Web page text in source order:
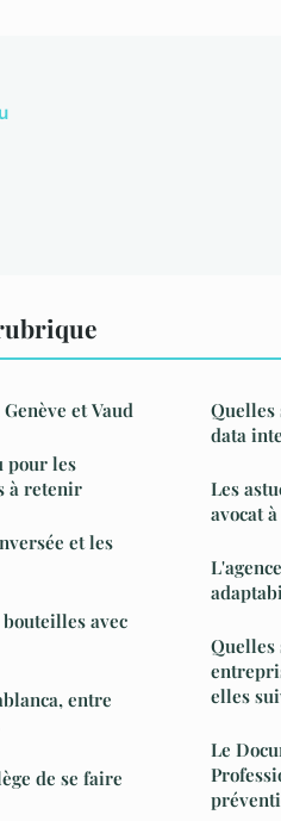
et Vaud
pour les
à retenir
et les
avec
entre
de se faire
Quelles
data
Les
avocat
Quelles
elles
Le